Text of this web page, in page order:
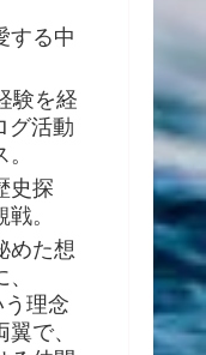
する中
験を経
グ活動
史探
。
めた想
う理念
で、